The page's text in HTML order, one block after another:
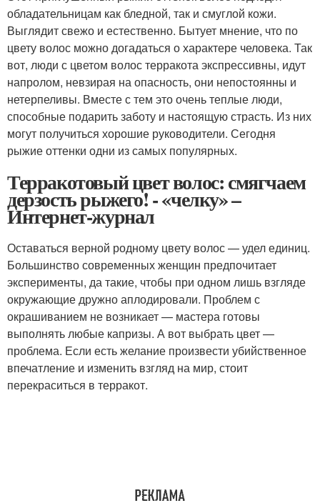
обладательницам как бледной, так и смуглой кожи.
Выглядит свежо и естественно. Бытует мнение, что по
цвету волос можно догадаться о характере человека. Так
вот, люди с цветом волос терракота экспрессивны, идут
напролом, невзирая на опасность, они непостоянны и
нетерпеливы. Вместе с тем это очень теплые люди,
способные подарить заботу и настоящую страсть. Из них
могут получиться хорошие руководители. Сегодня
рыжие оттенки одни из самых популярных.
Терракотовый цвет волос: смягчаем
дерзость рыжего! - «челку» –
Интернет-журнал
Оставаться верной родному цвету волос — удел единиц.
Большинство современных женщин предпочитает
эксперименты, да такие, чтобы при одном лишь взгляде
окружающие дружно аплодировали. Проблем с
окрашиванием не возникает — мастера готовы
выполнять любые капризы. А вот выбрать цвет —
проблема. Если есть желание произвести убийственное
впечатление и изменить взгляд на мир, стоит
перекраситься в терракот.